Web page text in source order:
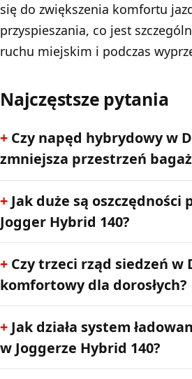
się do zwiększenia komfortu
przyspieszania, co jest
ruchu miejskim i podczas
Najczęstsze pytania
Czy napęd hybrydowy w
zmniejsza przestrzeń
Jak duże są oszczędności
Jogger Hybrid 140?
Czy trzeci rząd siedzeń w
komfortowy dla dorosłych?
Jak działa system
w Joggerze Hybrid 140?